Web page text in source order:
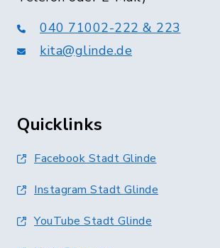
040 71002-222 & 223
kita@glinde.de
Quicklinks
Facebook Stadt Glinde
Instagram Stadt Glinde
YouTube Stadt Glinde